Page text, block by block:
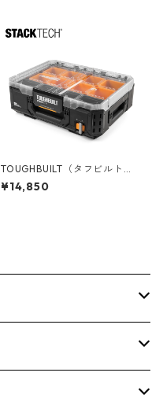
TOUGHBUILT（タフビルト）S
TACK TECH(スタックテック)
フルオーガナイザー TB-B1-O
¥14,850